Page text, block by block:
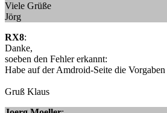
Viele Grüße
Jörg
RX8:
Danke,
soeben den Fehler erkannt:
Habe auf der Amdroid-Seite die
Gruß Klaus